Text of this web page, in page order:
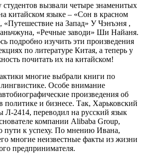
вызвали четыре знаменитых
китайском языке – «Сон в красном
на Запад» У Чэнъэня ,
«Речные заводи» Ши Найаня.
подробно изучить эти произведения
по литературе Китая, а теперь у
почитать их на китайском!
многие выбрали книги по
Особе внимание
произведения об
политике и бизнесе. Так, Харьковский
Л-2414, переводил на русский язык
компании Alibaba Group,
пути к успеху. По мнению Ивана,
многие неизвестные факты из жизни
предпринимателя.